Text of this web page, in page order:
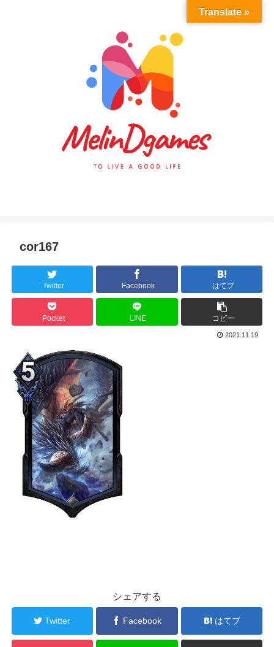
cor167
Twitter Facebook はてブ
Pocket LINE コピー
2021.11.19
シェアする
Twitter Facebook はてブ
Translate »